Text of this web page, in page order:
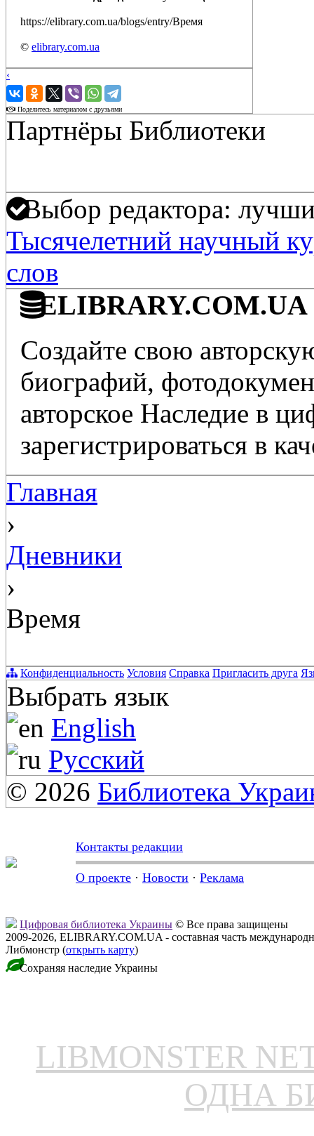
https://elibrary.com.ua/blogs/entry/Время
© elibrary.com.ua
‹
›
Поделитесь материалом с друзьями
Партнёры Библиотеки
Выбор редактора:
Тысячелетний научный
слов
ELIBRARY.COM.UA
Создайте свою
биографий,
авторское Наследие в
зарегистрироваться в
Главная
›
Дневники
›
Время
Конфиденциальность Условия Справка Пригласить друга
Выбрать язык
English
Русский
© 2026 Библиотека
Контакты редакции
О проекте · Новости · Реклама
Цифровая библиотека Украины © Все права защищены
2009-2026, ELIBRARY.COM.UA - составная часть
Либмонстр (открыть карту)
Сохраняя наследие Украины
LIBMONSTER
ОДНА